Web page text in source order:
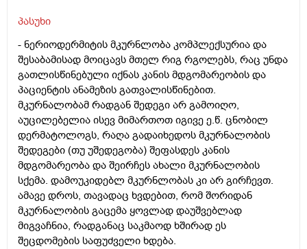
პასუხი
- ნერიოდერმიტის მკურნლობა კომპლექსურია და
შესაბამისად მოიცავს მთელ რიგ რგოლებს, რაც უნდა
გათლისწინებული იქნას კანის მდგომარეობის და
პაციენტის ანამეზის გათვალისწინებით.
მკურნალობამ რადგან შედეგი არ გამოიღო,
აუცილებელია ისევ მიმართოთ იგივე ე.წ. ცნობილ
დერმატოლოგს, რაღა გადაიხედოს მკურნალობის
შედეგები (თუ უშედეგობა) შეფასდეს კანის
მდგომარეობა და შეირჩეს ახალი მკურნალობის
სქემა. დამოუკიდებლ მკურნლობას კი არ გირჩევთ.
ამავე დროს, თავადაც ხვდებით, რომ შორიდან
მკურნალობის გაცემა ყოვლად დაუშვებლად
მიგვაჩნია, რადგანაც საკმაოდ ხშირად ეს
შეცდომების საფუძველი ხდება.